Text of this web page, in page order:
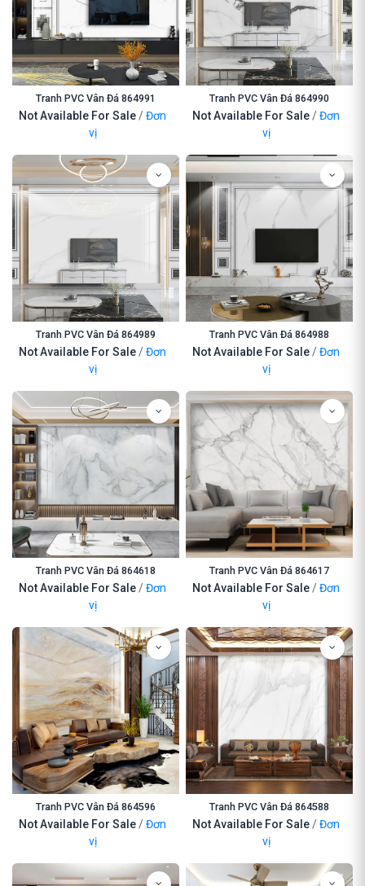
Tranh PVC Vân Đá 864991
Not Available For Sale/Đơn
vị
Tranh PVC Vân Đá 864990
Not Available For Sale/Đơn
vị
Tranh PVC Vân Đá 864989
Not Available For Sale/Đơn
vị
Tranh PVC Vân Đá 864988
Not Available For Sale/Đơn
vị
Tranh PVC Vân Đá 864618
Not Available For Sale/Đơn
vị
Tranh PVC Vân Đá 864617
Not Available For Sale/Đơn
vị
Tranh PVC Vân Đá 864596
Not Available For Sale/Đơn
vị
Tranh PVC Vân Đá 864588
Not Available For Sale/Đơn
vị